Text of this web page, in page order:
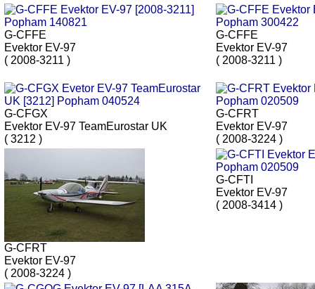
G-CFFE
Evektor EV-97
( 2008-3211 )
G-CFFE
Evektor EV-97
( 2008-3211 )
G-CFGX
Evektor EV-97 TeamEurostar UK
( 3212 )
G-CFRT
Evektor EV-97
( 2008-3224 )
G-CFRT
Evektor EV-97
( 2008-3224 )
G-CFTI
Evektor EV-97
( 2008-3414 )